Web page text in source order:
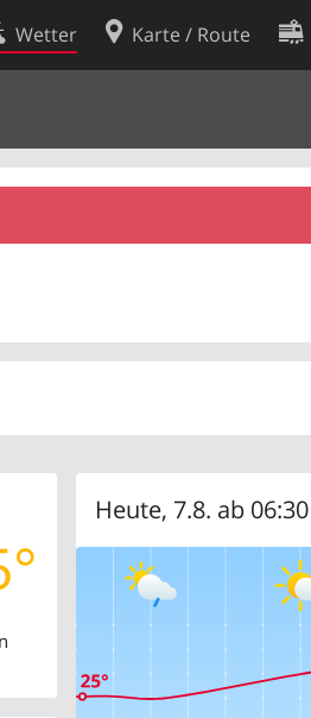
Wetter Karte / Route
Heute, 7.8. ab 06:30